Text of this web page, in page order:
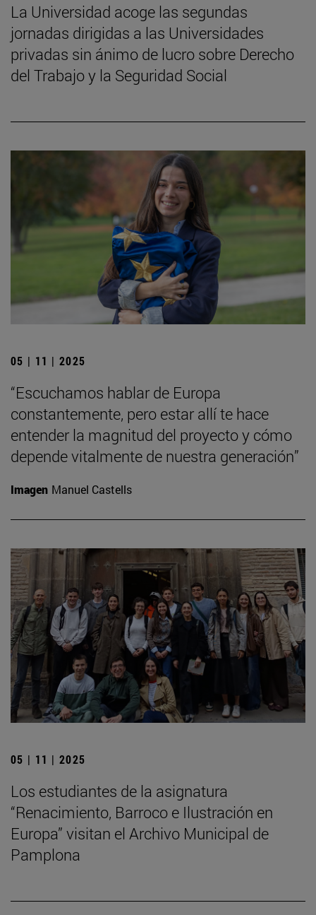
La Universidad acoge las segundas
jornadas dirigidas a las Universidades
privadas sin ánimo de lucro sobre Derecho
del Trabajo y la Seguridad Social
05 | 11 | 2025
“Escuchamos hablar de Europa
constantemente, pero estar allí te hace
entender la magnitud del proyecto y cómo
depende vitalmente de nuestra generación”
Imagen Manuel Castells
05 | 11 | 2025
Los estudiantes de la asignatura
“Renacimiento, Barroco e Ilustración en
Europa” visitan el Archivo Municipal de
Pamplona